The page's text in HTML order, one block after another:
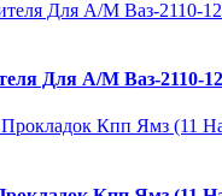
Для А/М Ваз-2110-